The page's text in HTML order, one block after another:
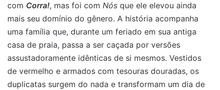
com Corra!, mas foi com Nós que ele elevou ainda
mais seu domínio do gênero. A história acompanha
uma família que, durante um feriado em sua antiga
casa de praia, passa a ser caçada por versões
assustadoramente idênticas de si mesmos. Vestidos
de vermelho e armados com tesouras douradas, os
duplicatas surgem do nada e transformam um dia de